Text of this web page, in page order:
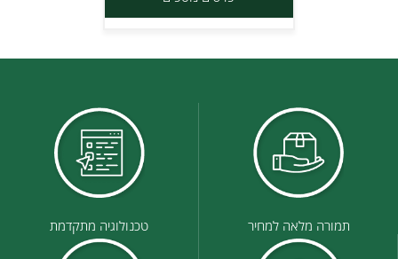
תמורה מלאה למחיר טכנולוגיה מתקדמת